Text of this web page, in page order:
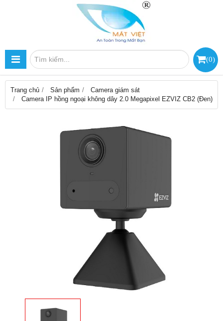
(0)
Trang chủ Sản phẩm
Camera giám sát
Camera IP hồng ngoại không dây 2.0 Megapixel EZVIZ CB2 (Đen)